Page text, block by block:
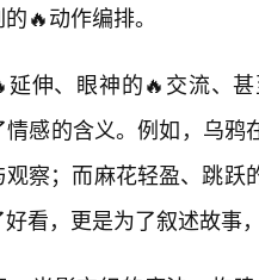
🔥动作编排。
延伸、眼神的🔥交流、
情感的含义。例如，乌
察；而麻花轻盈、跳
看，更是为了叙述故事